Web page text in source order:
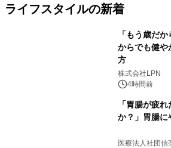
ライフスタイルの新着
「もう歳だ
からでも健や
方
株式会社LPN
4時間前
「胃腸が疲
か？」胃腸に
医療法人社団